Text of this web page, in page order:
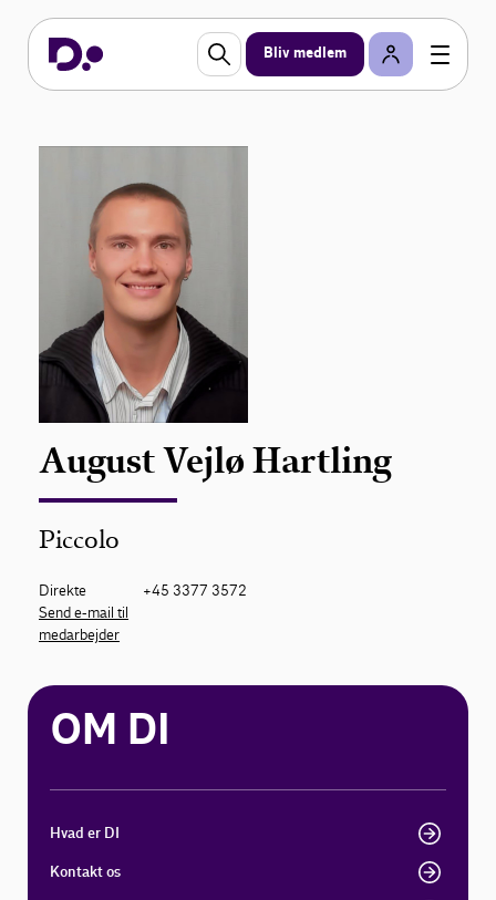
Bliv medlem
August Vejlø Hartling
Piccolo
Direkte
+45 3377 3572
Send e-mail til
medarbejder
OM DI
Hvad er DI
Kontakt os